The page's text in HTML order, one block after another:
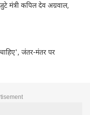
मंत्री कपिल देव अग्रवाल,
जंतर-मंतर पर